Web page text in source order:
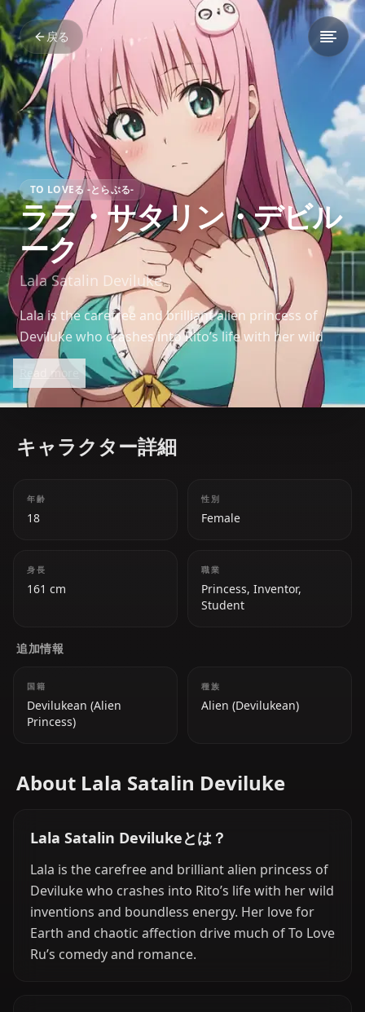
戻る
TO LOVEる -とらぶる-
ララ・サタリン・デビル
ーク
Lala Satalin Deviluke
Lala is the carefree and brilliant alien princess of
Deviluke who crashes into Rito’s life with her wild
inventions and boundless energy. Her love for Earth
and chaotic affection drive much of To Love Ru’s
comedy and romance.
Read more
キャラクター詳細
年齢
18
性別
Female
身長
161 cm
職業
Princess, Inventor,
Student
追加情報
国籍
Devilukean (Alien
Princess)
種族
Alien (Devilukean)
About Lala Satalin Deviluke
Lala Satalin Devilukeとは？
Lala is the carefree and brilliant alien princess of
Deviluke who crashes into Rito’s life with her wild
inventions and boundless energy. Her love for
Earth and chaotic affection drive much of To Love
Ru’s comedy and romance.